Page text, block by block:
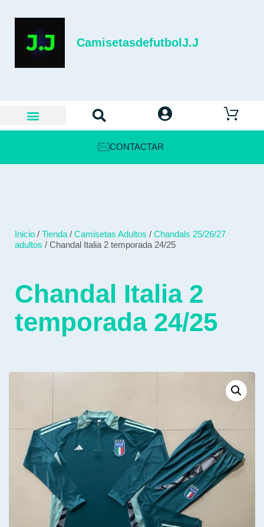
CamisetasdefutbolJ.J
CONTACTAR
Inicio / Tienda / Camisetas Adultos / Chandals 25/26/27
adultos / Chandal Italia 2 temporada 24/25
Chandal Italia 2
temporada 24/25